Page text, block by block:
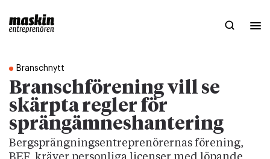
Branschnytt
Branschförening vill se
skärpta regler för
sprängämneshantering
Bergsprängningsentreprenörernas förening,